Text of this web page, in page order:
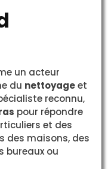
un acteur
du nettoyageet
reconnu,
pour répondre
et des
des maisons, des
bureaux ou